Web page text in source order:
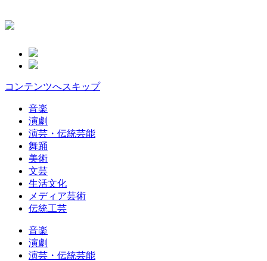
コンテンツへスキップ
音楽
演劇
演芸・伝統芸能
舞踊
美術
文芸
生活文化
メディア芸術
伝統工芸
音楽
演劇
演芸・伝統芸能